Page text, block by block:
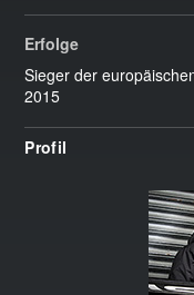
Erfolge
Sieger der
2015
Profil